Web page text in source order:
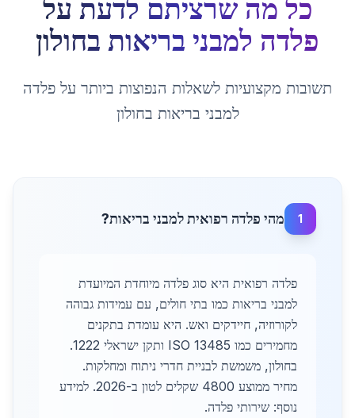
כל מה שרציתם לדעת על
פלדה למבני בריאות בחולון
תשובות מקצועיות לשאלות הנפוצות ביותר על פלדה
למבני בריאות בחולון
1 מהי פלדה רפואית למבני בריאות?
פלדה רפואית היא סוג פלדה מיוחדת המיועדת
למבני בריאות כמו בתי חולים, עם עמידות גבוהה
לקורוזיה, חיידקים ואש. היא עומדת בתקנים
מחמירים כמו ISO 13485 ותקן ישראלי 1222.
בחולון, משמשת לבניית חדרי ניתוח ומחלקות.
מחיר ממוצע 4800 שקלים לטון ב-2026. למידע
נוסף: שירותי פלדה.